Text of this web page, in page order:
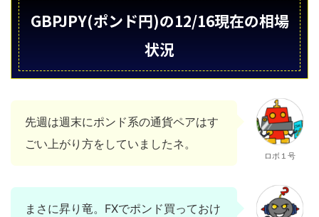
GBPJPY(ポンド円)の12/16現在の相場
状況
先週は週末にポンド系の通貨ペアはす
ごい上がり方をしていましたネ。
ロボ１号
まさに昇り竜。FXでポンド買っておけ